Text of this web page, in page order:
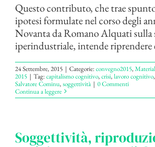
Questo contributo, che trae
ipotesi formulate nel corso degli
Novanta da Romano Alquati sulla
iperindustriale, intende riprendere
24 Settembre, 2015 | Categorie:convegno2015,
2015 | Tag:capitalismo cognitivo,crisi,lavoro cognitivo,
Salvatore Cominu,soggettività | 0 Commenti
Continua a leggere
Soggettività,